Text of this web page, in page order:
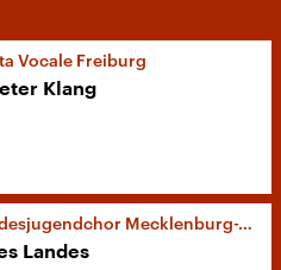
Vocale Freiburg
Klang
Mecklenburg-Vorpommern
Landes